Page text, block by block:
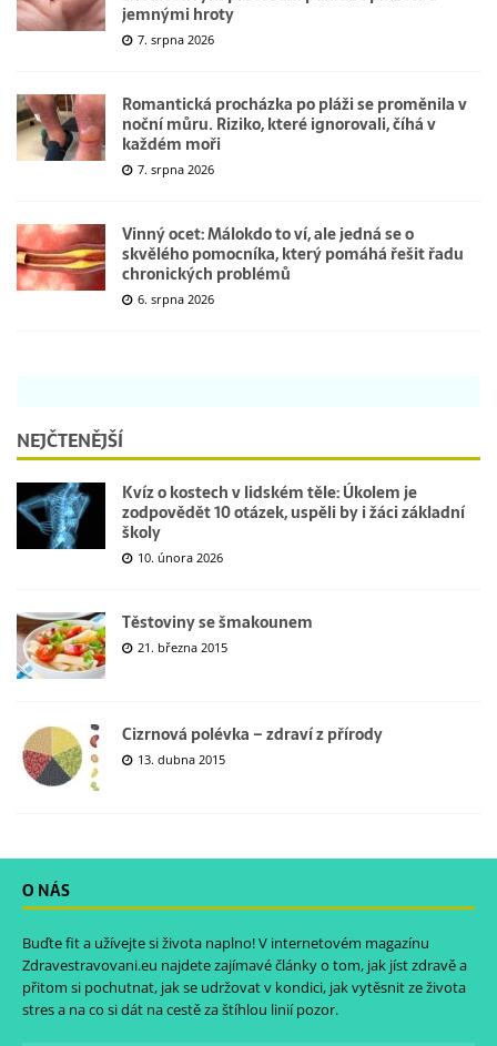
jemnými hroty
7. srpna 2026
Romantická procházka po pláži se proměnila v
noční můru. Riziko, které ignorovali, číhá v
každém moři
7. srpna 2026
Vinný ocet: Málokdo to ví, ale jedná se o
skvělého pomocníka, který pomáhá řešit řadu
chronických problémů
6. srpna 2026
NEJČTENĚJŠÍ
Kvíz o kostech v lidském těle: Úkolem je
zodpovědět 10 otázek, uspěli by i žáci základní
školy
10. února 2026
Těstoviny se šmakounem
21. března 2015
Cizrnová polévka – zdraví z přírody
13. dubna 2015
O NÁS
Buďte fit a užívejte si života naplno! V internetovém magazínu
Zdravestravovani.eu najdete zajímavé články o tom, jak jíst zdravě a
přitom si pochutnat, jak se udržovat v kondici, jak vytěsnit ze života
stres a na co si dát na cestě za štíhlou linií pozor.